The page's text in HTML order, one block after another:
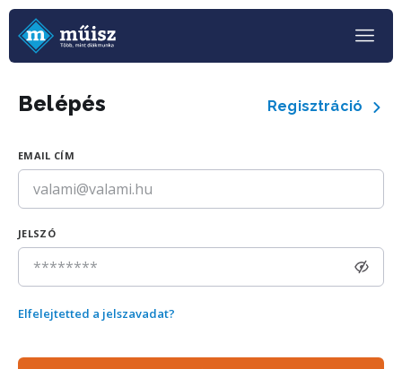
Belépés Regisztráció
EMAIL CÍM
JELSZÓ
Elfelejtetted a jelszavadat?